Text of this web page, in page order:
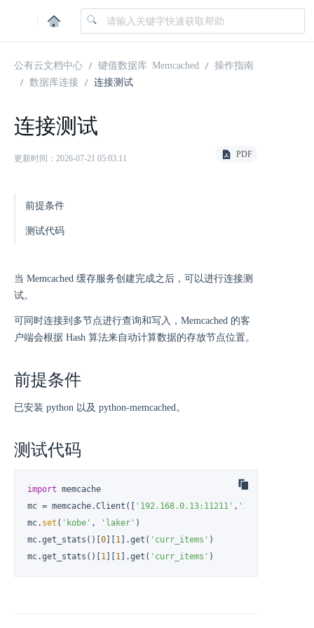
|
公有云文档中心 键值数据库 Memcached
操作指南
数据库连接
连接测试
连接测试
更新时间：2026-07-21 05:03:11 PDF
前提条件
测试代码
当 Memcached 缓存服务创建完成之后，可以进行连接测
试。
可同时连接到多节点进行查询和写入，Memcached 的客
户端会根据 Hash 算法来自动计算数据的存放节点位置。
前提条件
已安装 python 以及 python-memcached。
测试代码
import memcache
mc = memcache.Client([
'192.168.0.13:11211' ,
mc. set ( 'kobe' , 'laker' )
mc.get_stats()[0 1 ].get( 'curr_items' )
mc.get_stats()[ 1 1 ].get( 'curr_items' )